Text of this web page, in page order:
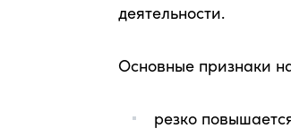
деятельности.
Основные признаки
резко